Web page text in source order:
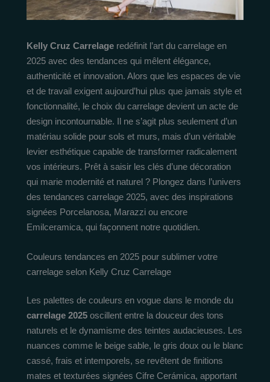
Kelly Cruz Carrelage redéfinit l’art du carrelage en
2025 avec des tendances qui mêlent élégance,
authenticité et innovation. Alors que les espaces de vie
et de travail exigent aujourd’hui plus que jamais style et
fonctionnalité, le choix du carrelage devient un acte de
design incontournable. Il ne s’agit plus seulement d’un
matériau solide pour sols et murs, mais d’un véritable
levier esthétique capable de transformer radicalement
vos intérieurs. Prêt à saisir les clés d’une décoration
qui marie modernité et naturel ? Plongez dans l’univers
des tendances carrelage 2025, avec des inspirations
signées Porcelanosa, Marazzi ou encore
Emilceramica, qui façonnent notre quotidien.
Couleurs tendances en 2025 pour sublimer votre
carrelage selon Kelly Cruz Carrelage
Les palettes de couleurs en vogue dans le monde du
carrelage 2025 oscillent entre la douceur des tons
naturels et le dynamisme des teintes audacieuses. Les
nuances comme le beige sable, le gris doux ou le blanc
cassé, frais et intemporels, se revêtent de finitions
mates et texturées signées Cifre Cerámica, apportant